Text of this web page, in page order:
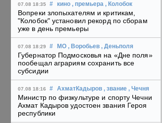
07.08 18:35 # кино , премьера , Колобок
Вопреки злопыхателям и критикам,
"Колобок" установил рекорд по сборам
уже в день премьеры
07.08 18:29 # МО , Воробьев , Деньполя
Губернатор Подмосковья на «Дне поля»
пообещал аграриям сохранить все
субсидии
07.08 18:16 # АхматКадыров , звание , Чечня
Министр по физкультуре и спорту Чечни
Ахмат Кадыров удостоен звания Героя
республики